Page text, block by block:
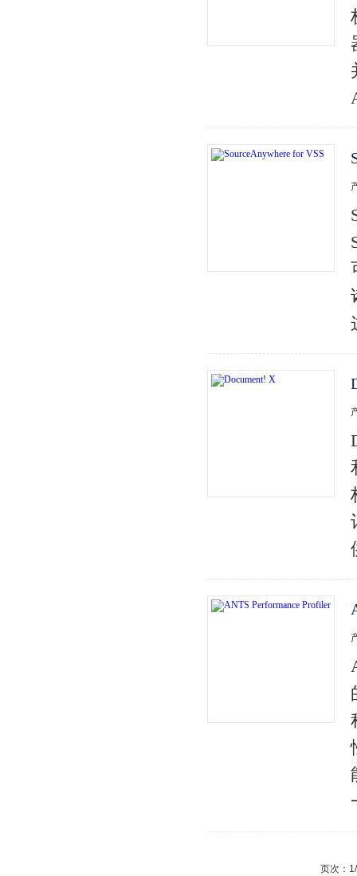
页次：